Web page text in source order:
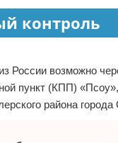
контроль
России возможно
пункт (КПП)
района города